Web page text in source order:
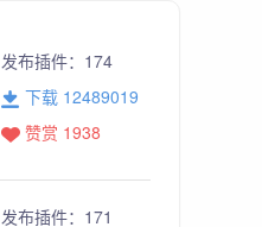
发布插件： 174
下载 12489019
赞赏 1938
发布插件： 171